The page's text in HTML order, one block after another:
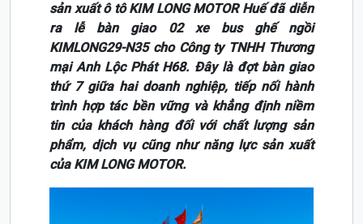
sản xuất ô tô KIM LONG MOTOR Huế đã diễn
ra lễ bàn giao 02 xe bus ghế ngồi
KIMLONG29-N35 cho Công ty TNHH Thương
mại Anh Lộc Phát H68. Đây là đợt bàn giao
thứ 7 giữa hai doanh nghiệp, tiếp nối hành
trình hợp tác bền vững và khẳng định niềm
tin của khách hàng đối với chất lượng sản
phẩm, dịch vụ cũng như năng lực sản xuất
của KIM LONG MOTOR.